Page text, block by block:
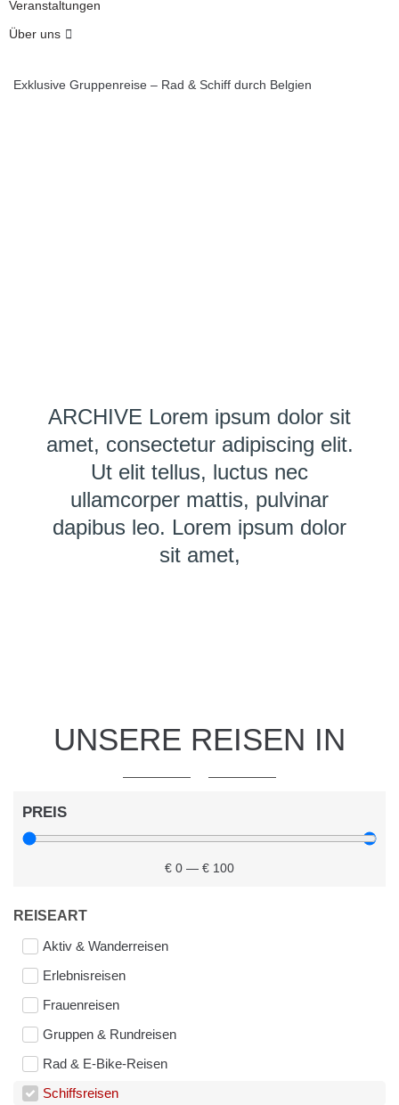
Veranstaltungen
Über uns
Exklusive Gruppenreise – Rad & Schiff durch Belgien
ARCHIVE Lorem ipsum dolor sit
amet, consectetur adipiscing elit.
Ut elit tellus, luctus nec
ullamcorper mattis, pulvinar
dapibus leo. Lorem ipsum dolor
sit amet,
UNSERE REISEN IN
PREIS
€ 0 — € 100
REISEART
Aktiv & Wanderreisen
Erlebnisreisen
Frauenreisen
Gruppen & Rundreisen
Rad & E-Bike-Reisen
Schiffsreisen